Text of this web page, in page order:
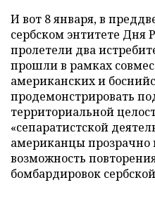
И вот 8 января, в
сербском энтитете Дня
пролетели два
прошли в рамках
американских и
продемонстрировать
территориальной
«сепаратистской
американцы прозрачно
возможность
бомбардировок